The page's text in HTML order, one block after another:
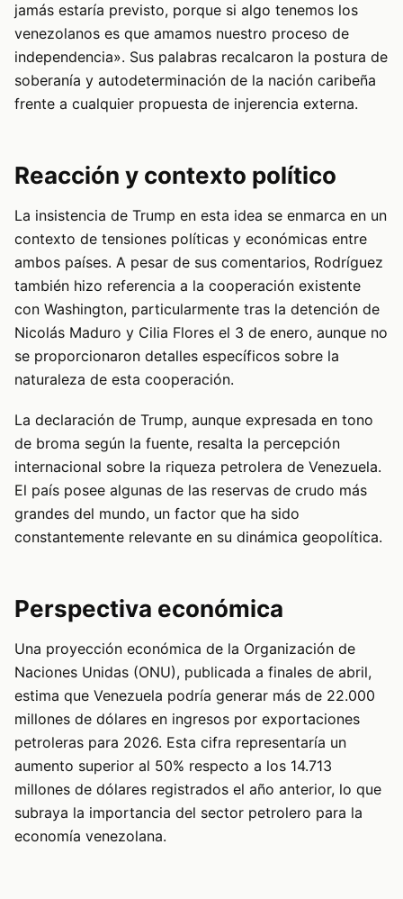
jamás estaría previsto, porque si algo tenemos los
venezolanos es que amamos nuestro proceso de
independencia». Sus palabras recalcaron la postura de
soberanía y autodeterminación de la nación caribeña
frente a cualquier propuesta de injerencia externa.
Reacción y contexto político
La insistencia de Trump en esta idea se enmarca en un
contexto de tensiones políticas y económicas entre
ambos países. A pesar de sus comentarios, Rodríguez
también hizo referencia a la cooperación existente
con Washington, particularmente tras la detención de
Nicolás Maduro y Cilia Flores el 3 de enero, aunque no
se proporcionaron detalles específicos sobre la
naturaleza de esta cooperación.
La declaración de Trump, aunque expresada en tono
de broma según la fuente, resalta la percepción
internacional sobre la riqueza petrolera de Venezuela.
El país posee algunas de las reservas de crudo más
grandes del mundo, un factor que ha sido
constantemente relevante en su dinámica geopolítica.
Perspectiva económica
Una proyección económica de la Organización de
Naciones Unidas (ONU), publicada a finales de abril,
estima que Venezuela podría generar más de 22.000
millones de dólares en ingresos por exportaciones
petroleras para 2026. Esta cifra representaría un
aumento superior al 50% respecto a los 14.713
millones de dólares registrados el año anterior, lo que
subraya la importancia del sector petrolero para la
economía venezolana.